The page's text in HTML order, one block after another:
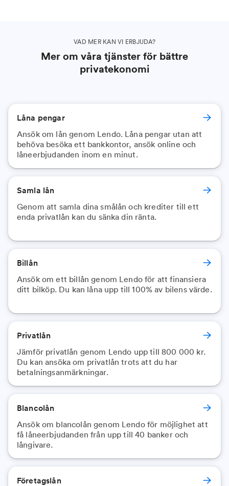
VAD MER KAN VI ERBJUDA?
Mer om våra tjänster för bättre
privatekonomi
Låna pengar
Ansök om lån genom Lendo. Låna pengar utan att
behöva besöka ett bankkontor, ansök online och
låneerbjudanden inom en minut.
Samla lån
Genom att samla dina smålån och krediter till ett
enda privatlån kan du sänka din ränta.
Billån
Ansök om ett billån genom Lendo för att finansiera
ditt bilköp. Du kan låna upp till 100% av bilens värde.
Privatlån
Jämför privatlån genom Lendo upp till 800 000 kr.
Du kan ansöka om privatlån trots att du har
betalningsanmärkningar.
Blancolån
Ansök om blancolån genom Lendo för möjlighet att
få låneerbjudanden från upp till 40 banker och
långivare.
Företagslån